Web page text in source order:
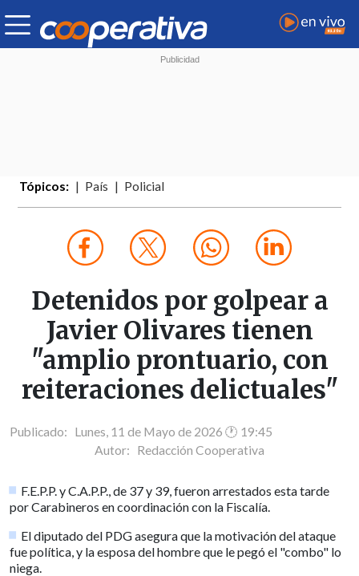
Tópicos: País Policial
Detenidos por golpear a
Javier Olivares tienen
"amplio prontuario, con
reiteraciones delictuales"
Publicado: Lunes, 11 de Mayo de 2026 🕐 19:45
Autor: Redacción Cooperativa
F.E.P.P. y C.A.P.P., de 37 y 39, fueron arrestados esta tarde
por Carabineros en coordinación con la Fiscalía.
El diputado del PDG asegura que la motivación del ataque
fue política, y la esposa del hombre que le pegó el "combo" lo
niega.